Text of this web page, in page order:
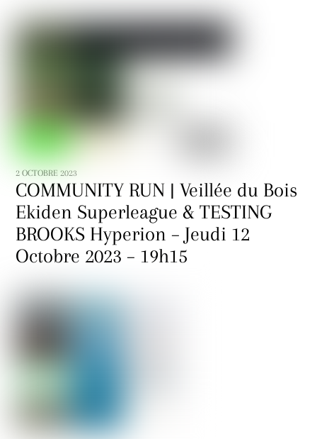
2 OCTOBRE 2023
COMMUNITY RUN | Veillée du Bois
Ekiden Superleague & TESTING
BROOKS Hyperion – Jeudi 12
Octobre 2023 – 19h15